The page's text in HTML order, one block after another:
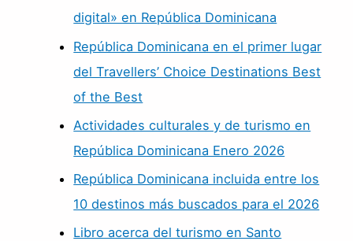
digital» en República Dominicana
República Dominicana en el primer lugar
del Travellers’ Choice Destinations Best
of the Best
Actividades culturales y de turismo en
República Dominicana Enero 2026
República Dominicana incluida entre los
10 destinos más buscados para el 2026
Libro acerca del turismo en Santo